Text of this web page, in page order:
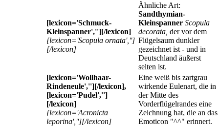
[lexicon='Schmuck-
Kleinspanner',''][/lexicon]
[lexicon='Scopula ornata','']
[/lexicon]
Ähnliche Art:
Sandthymian-
Kleinspanner Scopula
decorata, der vor dem
Flügelsaum dunkler
gezeichnet ist - und in
Deutschland äußerst
selten ist.
[lexicon='Wollhaar-
Rindeneule',''][/lexicon],
[lexicon='Pudel','']
[/lexicon]
[lexicon='Acronicta
leporina',''][/lexicon]
Eine weiß bis zartgrau
wirkende Eulenart, die in
der Mitte des
Vorderflügelrandes eine
Zeichnung hat, die an das
Emoticon "^^" erinnert.